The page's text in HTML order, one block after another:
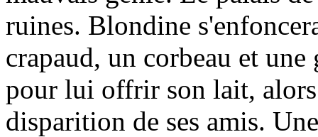
ruines. Blondine
crapaud, un corbeau et
pour lui offrir son lait,
disparition de ses amis.